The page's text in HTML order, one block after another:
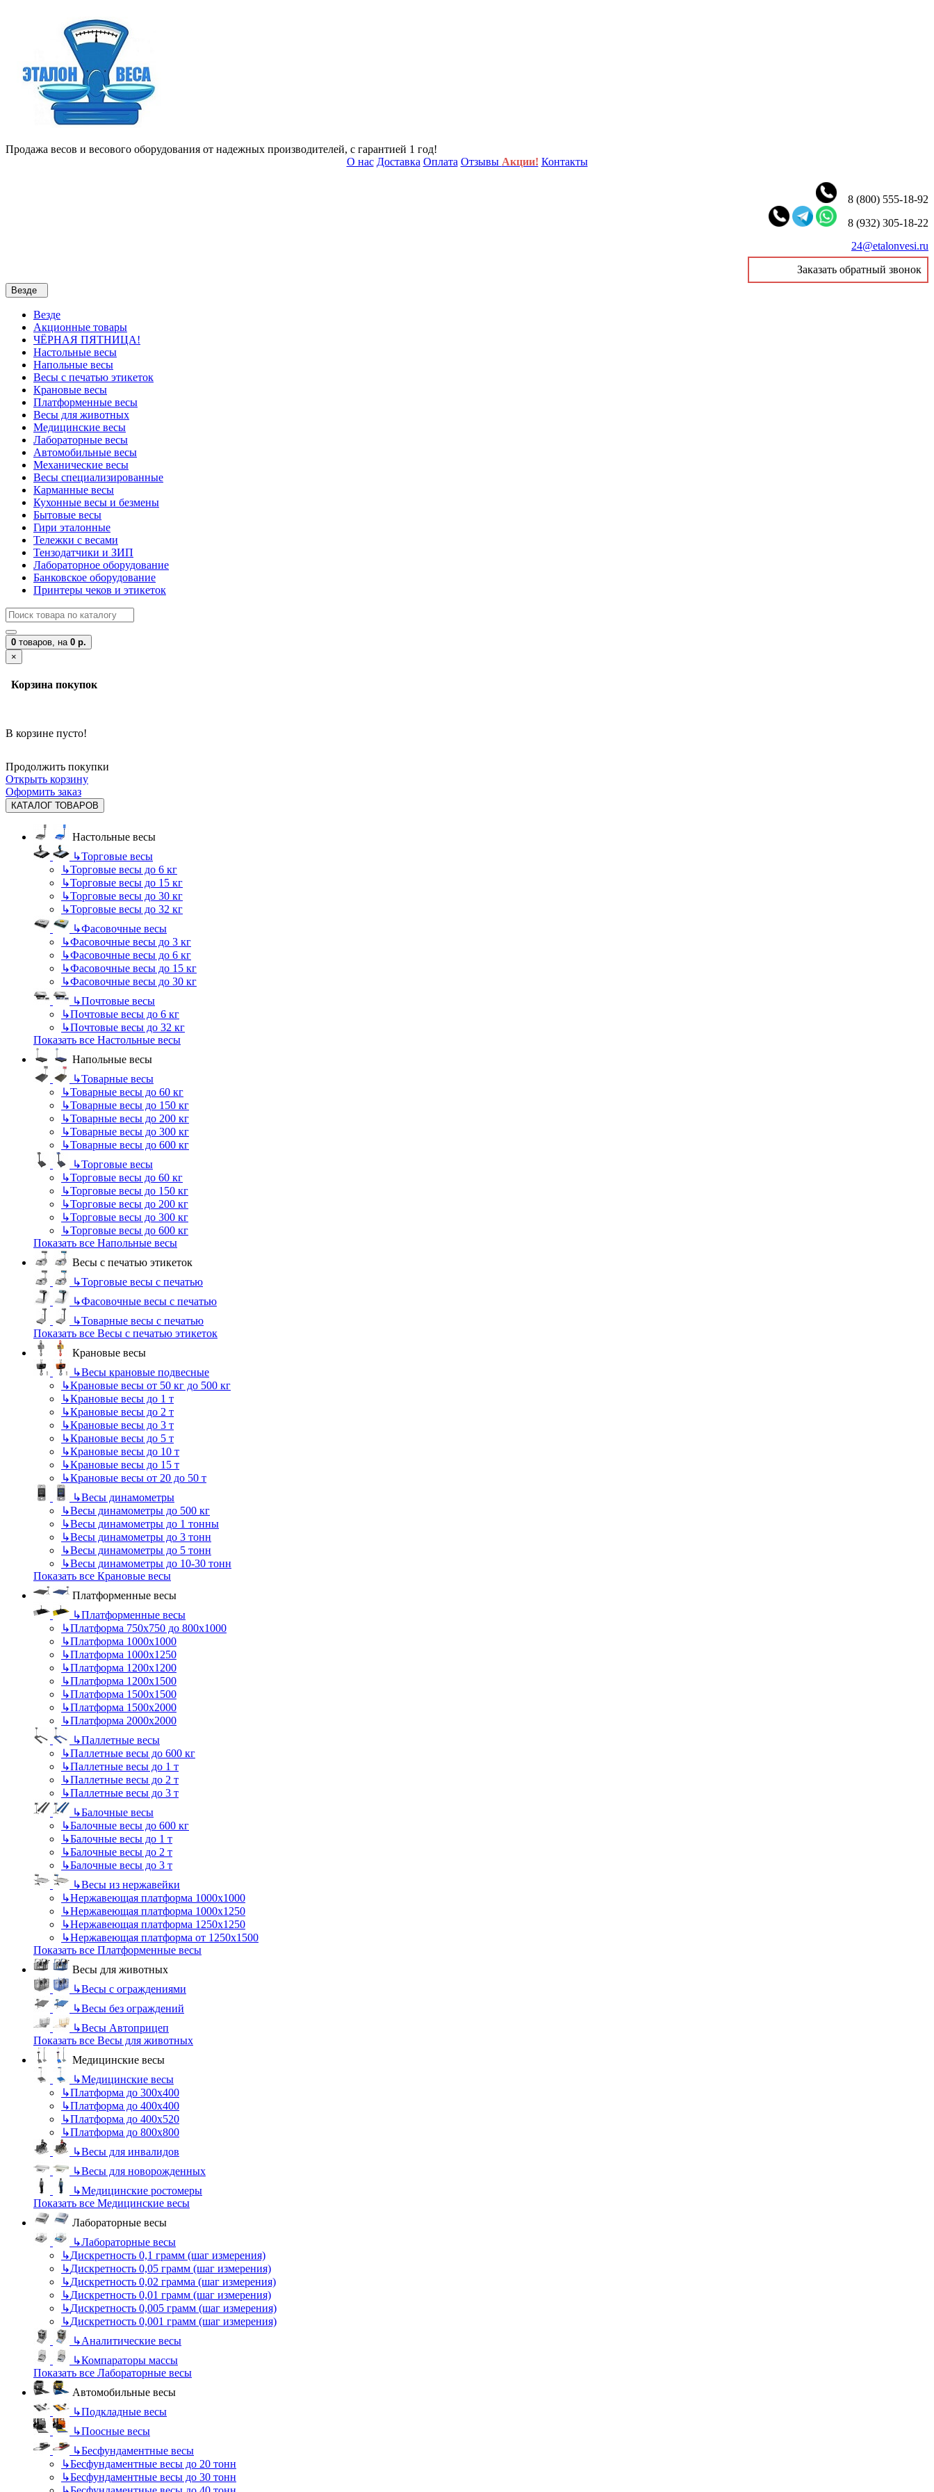
Продажа весов и весового оборудования от надежных производителей, с гарантией 1 год!
О нас Доставка Оплата Отзывы Акции! Контакты
8 (800) 555-18-92
8 (932) 305-18-22
24@etalonvesi.ru
Заказать обратный звонок
Везде
Везде
Акционные товары
ЧЁРНАЯ ПЯТНИЦА!
Настольные весы
Напольные весы
Весы с печатью этикеток
Крановые весы
Платформенные весы
Весы для животных
Медицинские весы
Лабораторные весы
Автомобильные весы
Механические весы
Весы специализированные
Карманные весы
Кухонные весы и безмены
Бытовые весы
Гири эталонные
Тележки с весами
Тензодатчики и ЗИП
Лабораторное оборудование
Банковское оборудование
Принтеры чеков и этикеток
0 товаров, на 0 р.
×
Корзина покупок
В корзине пусто!
Продолжить покупки
Открыть корзину
Оформить заказ
КАТАЛОГ ТОВАРОВ
Настольные весы
↳Торговые весы
↳Торговые весы до 6 кг
↳Торговые весы до 15 кг
↳Торговые весы до 30 кг
↳Торговые весы до 32 кг
↳Фасовочные весы
↳Фасовочные весы до 3 кг
↳Фасовочные весы до 6 кг
↳Фасовочные весы до 15 кг
↳Фасовочные весы до 30 кг
↳Почтовые весы
↳Почтовые весы до 6 кг
↳Почтовые весы до 32 кг
Показать все Настольные весы
Напольные весы
↳Товарные весы
↳Товарные весы до 60 кг
↳Товарные весы до 150 кг
↳Товарные весы до 200 кг
↳Товарные весы до 300 кг
↳Товарные весы до 600 кг
↳Торговые весы
↳Торговые весы до 60 кг
↳Торговые весы до 150 кг
↳Торговые весы до 200 кг
↳Торговые весы до 300 кг
↳Торговые весы до 600 кг
Показать все Напольные весы
Весы с печатью этикеток
↳Торговые весы с печатью
↳Фасовочные весы с печатью
↳Товарные весы с печатью
Показать все Весы с печатью этикеток
Крановые весы
↳Весы крановые подвесные
↳Крановые весы от 50 кг до 500 кг
↳Крановые весы до 1 т
↳Крановые весы до 2 т
↳Крановые весы до 3 т
↳Крановые весы до 5 т
↳Крановые весы до 10 т
↳Крановые весы до 15 т
↳Крановые весы от 20 до 50 т
↳Весы динамометры
↳Весы динамометры до 500 кг
↳Весы динамометры до 1 тонны
↳Весы динамометры до 3 тонн
↳Весы динамометры до 5 тонн
↳Весы динамометры до 10-30 тонн
Показать все Крановые весы
Платформенные весы
↳Платформенные весы
↳Платформа 750х750 до 800х1000
↳Платформа 1000х1000
↳Платформа 1000х1250
↳Платформа 1200х1200
↳Платформа 1200х1500
↳Платформа 1500х1500
↳Платформа 1500х2000
↳Платформа 2000х2000
↳Паллетные весы
↳Паллетные весы до 600 кг
↳Паллетные весы до 1 т
↳Паллетные весы до 2 т
↳Паллетные весы до 3 т
↳Балочные весы
↳Балочные весы до 600 кг
↳Балочные весы до 1 т
↳Балочные весы до 2 т
↳Балочные весы до 3 т
↳Весы из нержавейки
↳Нержавеющая платформа 1000х1000
↳Нержавеющая платформа 1000х1250
↳Нержавеющая платформа 1250х1250
↳Нержавеющая платформа от 1250х1500
Показать все Платформенные весы
Весы для животных
↳Весы с ограждениями
↳Весы без ограждений
↳Весы Автоприцеп
Показать все Весы для животных
Медицинские весы
↳Медицинские весы
↳Платформа до 300х400
↳Платформа до 400х400
↳Платформа до 400х520
↳Платформа до 800х800
↳Весы для инвалидов
↳Весы для новорожденных
↳Медицинские ростомеры
Показать все Медицинские весы
Лабораторные весы
↳Лабораторные весы
↳Дискретность 0,1 грамм (шаг измерения)
↳Дискретность 0,05 грамм (шаг измерения)
↳Дискретность 0,02 грамма (шаг измерения)
↳Дискретность 0,01 грамм (шаг измерения)
↳Дискретность 0,005 грамм (шаг измерения)
↳Дискретность 0,001 грамм (шаг измерения)
↳Аналитические весы
↳Компараторы массы
Показать все Лабораторные весы
Автомобильные весы
↳Подкладные весы
↳Поосные весы
↳Бесфундаментные весы
↳Бесфундаментные весы до 20 тонн
↳Бесфундаментные весы до 30 тонн